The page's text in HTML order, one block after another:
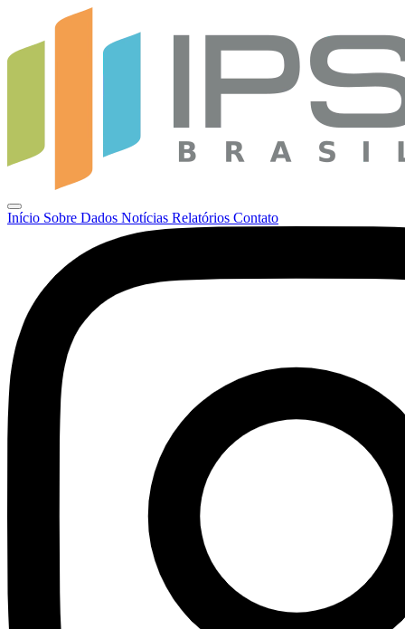
Início Sobre Dados Notícias Relatórios Contato